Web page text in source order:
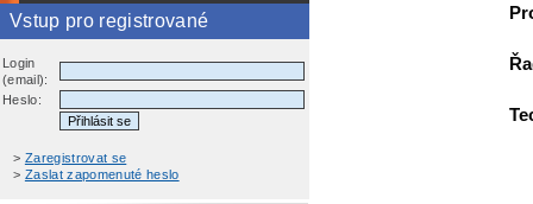
Vstup pro registrované
Login
(email):
Heslo:
> Zaregistrovat se
> Zaslat zapomenuté heslo